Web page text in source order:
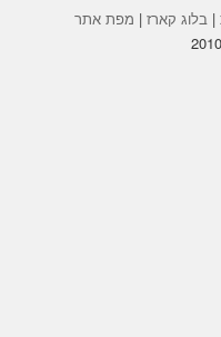
| בלוג קארז | מפת אתר